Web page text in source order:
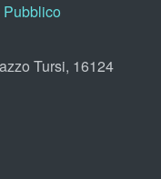
Tursi, 16124